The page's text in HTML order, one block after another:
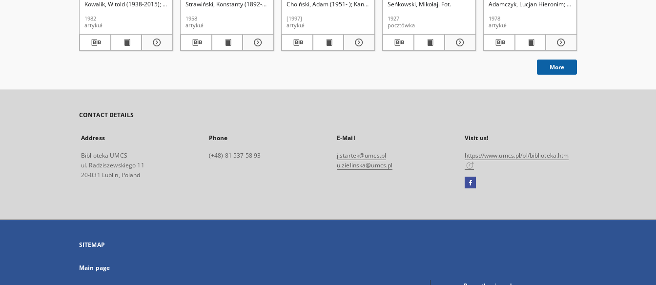
Kowalik, Witold (1938-2015) Radwan, Stanisław (1933- ) Kowalczyk, Czesław Zwolski, Włodzimierz (1922- ) Lorkiewicz, Zbigniew (1923-2001). Red.
1982
artykuł
Strawiński, Konstanty (1892-1966) Strawiński, Konstanty (1892-1966). Red.
1958
artykuł
Choiński, Adam (1951- ) Kanikowski, Jacek Łukasiewicz, Mirosław Uniwersytet Marii Curie-Skłodowskiej (Lublin)
[1997]
artykuł
Seńkowski, Mikołaj. Fot.
1927
pocztówka
Adamczyk, Lucjan Hieronim Lorkiewicz, Zbigniew (1923-
1978
artykuł
More
CONTACT DETAILS
Address
Biblioteka UMCS
ul. Radziszewskiego 11
20-031 Lublin, Poland
Phone
(+48) 81 537 58 93
E-Mail
j.startek@umcs.pl
u.zielinska@umcs.pl
Visit us!
https://www.umcs.pl/pl/biblioteka.htm
Facebook
open
SITEMAP
Main page